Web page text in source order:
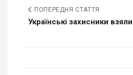
ПОПЕРЕДНЯ СТАТТЯ
Українські захисники